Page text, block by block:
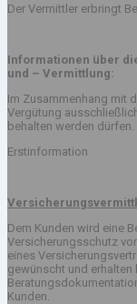
Der Vermittler erbringt
Informationen über
und – Vermittlung:
Im Zusammenhang mit
Vergütung
behalten werden dürfen.
Dem Kunden wird eine
Versicherungsschutz
eines
gewünscht und
Kunden.